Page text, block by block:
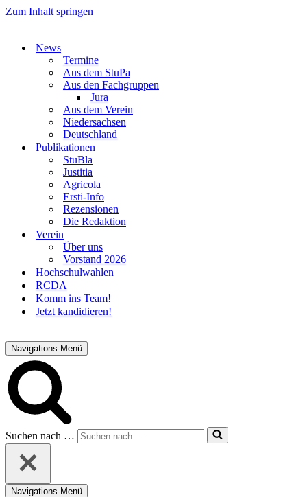
Zum Inhalt springen
News
Termine
Aus dem StuPa
Aus den Fachgruppen
Jura
Aus dem Verein
Niedersachsen
Deutschland
Publikationen
StuBla
Justitia
Agricola
Ersti-Info
Rezensionen
Die Redaktion
Verein
Über uns
Vorstand 2026
Hochschulwahlen
RCDA
Komm ins Team!
Jetzt kandidieren!
Navigations-Menü
Suchen nach …
Navigations-Menü